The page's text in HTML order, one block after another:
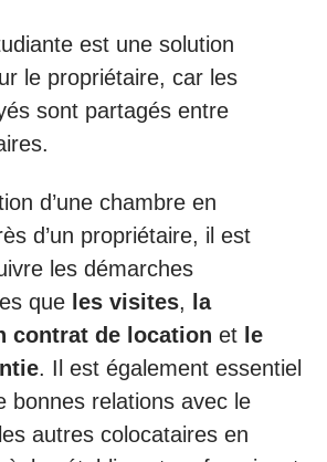
est une solution
le propriétaire, car les
sont partagés entre
d’une chambre en
d’un propriétaire, il est
les démarches
que les visites,
la
contrat de location et le
. Il est également essentiel
bonnes relations avec le
autres colocataires en